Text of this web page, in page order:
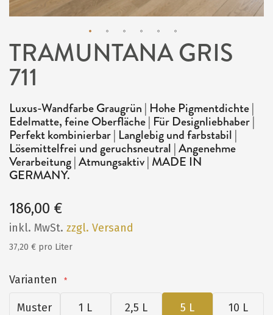
Zum
Anfang
der
Bildergalerie
springen
TRAMUNTANA GRIS
711
Luxus-Wandfarbe Graugrün | Hohe Pigmentdichte |
Edelmatte, feine Oberfläche | Für Designliebhaber |
Perfekt kombinierbar | Langlebig und farbstabil |
Lösemittelfrei und geruchsneutral | Angenehme
Verarbeitung | Atmungsaktiv | MADE IN
GERMANY.
186,00 €
inkl. MwSt. zzgl. Versand
37,20 € pro Liter
Varianten
Muster 1 L 2,5 L 5 L 10 L